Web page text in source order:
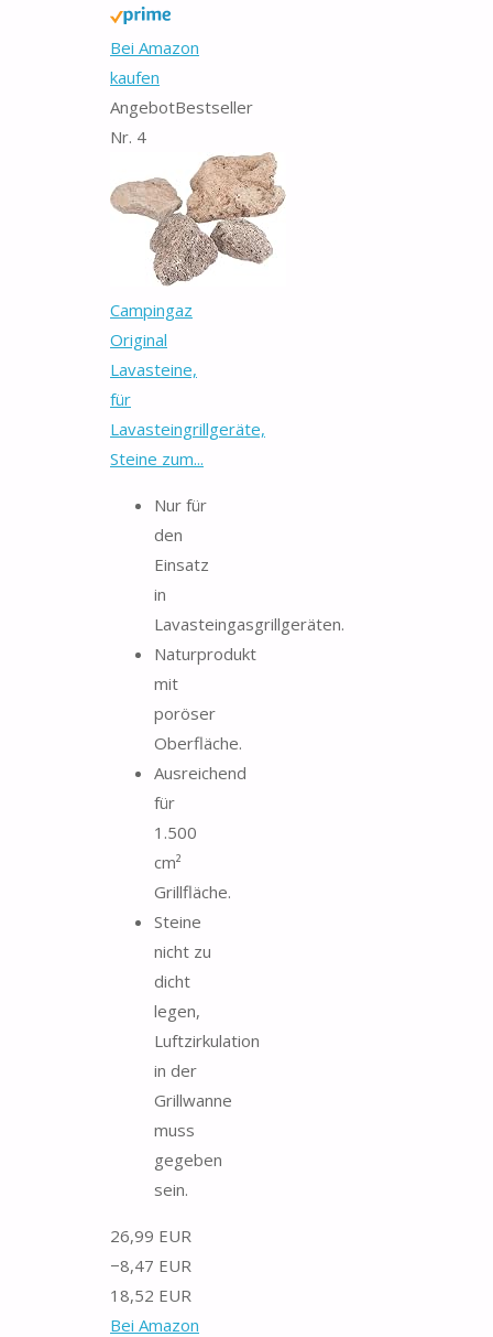
Bei Amazon
kaufen
AngebotBestseller
Nr. 4
Campingaz
Original
Lavasteine,
für
Lavasteingrillgeräte,
Steine zum...
Nur für
den
Einsatz
in
Lavasteingasgrillgeräten.
Naturprodukt
mit
poröser
Oberfläche.
Ausreichend
für
1.500
cm²
Grillfläche.
Steine
nicht zu
dicht
legen,
Luftzirkulation
in der
Grillwanne
muss
gegeben
sein.
26,99 EUR
−8,47 EUR
18,52 EUR
Bei Amazon